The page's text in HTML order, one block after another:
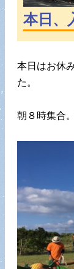
本日、
本日はお休
た。
朝８時集合